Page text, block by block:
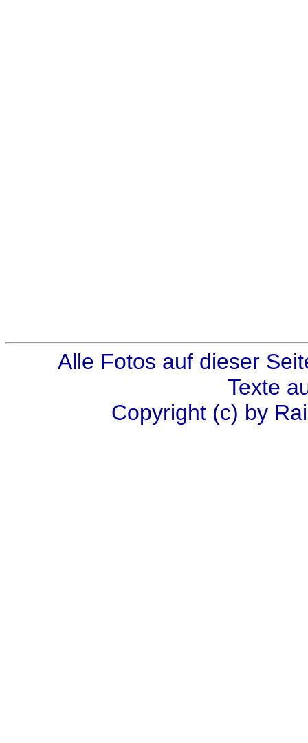
Alle Fotos auf dieser
Texte
Copyright (c) by